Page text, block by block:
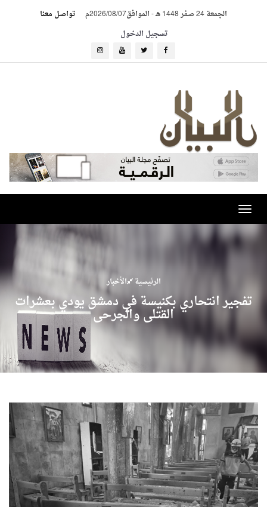
الجمعة 24 صفر 1448 هـ -الموافق2026/08/07م
تواصل معنا
تسجيل الدخول
Toggle
navigation
الرئيسية الأخبار
تفجير انتحاري بكنيسة في دمشق يودي بعشرات
القتلى والجرحى